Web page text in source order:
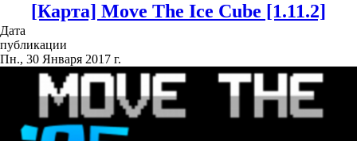
[Карта] Move The Ice Cube [1.11.2]
Дата
публикации
Пн., 30 Января 2017 г.